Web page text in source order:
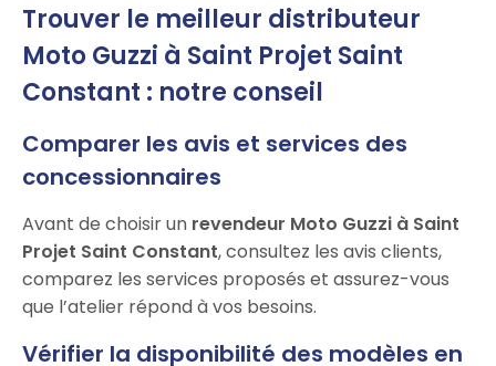
Trouver le meilleur distributeur
Moto Guzzi à Saint Projet Saint
Constant : notre conseil
Comparer les avis et services des
concessionnaires
Avant de choisir un revendeur Moto Guzzi à Saint
Projet Saint Constant, consultez les avis clients,
comparez les services proposés et assurez-vous
que l’atelier répond à vos besoins.
Vérifier la disponibilité des modèles en